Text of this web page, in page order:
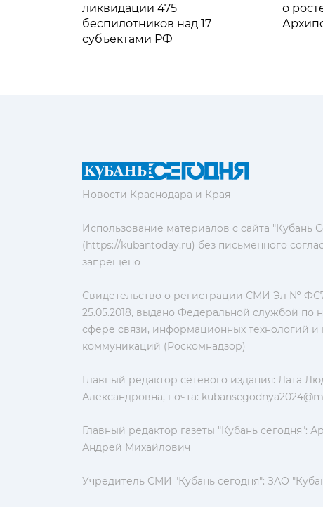
ликвидации 475
беспилотников над 17
субъектами РФ
о
Новости Краснодара и Края
Использование материалов с сайта "Кубань
(https://kubantoday.ru) без письменного
запрещено
Свидетельство о регистрации СМИ Эл №
25.05.2018, выдано Федеральной службой по
сфере связи, информационных технологий и
коммуникаций (Роскомнадзор)
Главный редактор сетевого издания: Лата
Александровна, почта:
Главный редактор газеты "Кубань сегодня":
Андрей Михайлович
Учредитель СМИ "Кубань сегодня": ЗАО